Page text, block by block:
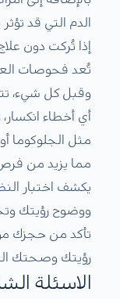
الدم التي قد
إذا تُركت دون
تُعد فحوصات
وقبل كل شيء،
أي أخطاء
مثل الجلوكوما
مما يزيد من فرص
يكشف اختبار
ووضوح رؤيتك
تأكد من حجزك
رؤيتك وصحتك
الاسئلة